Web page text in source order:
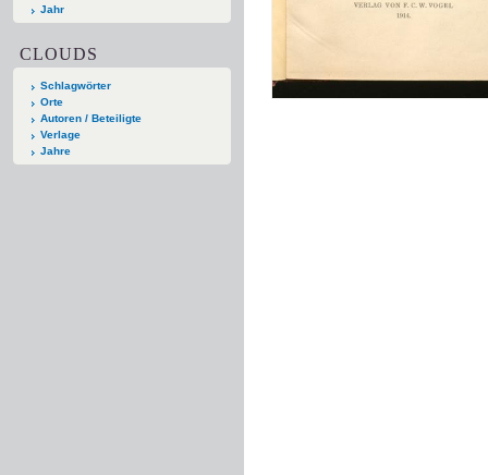
Jahr
CLOUDS
Schlagwörter
Orte
Autoren / Beteiligte
Verlage
Jahre